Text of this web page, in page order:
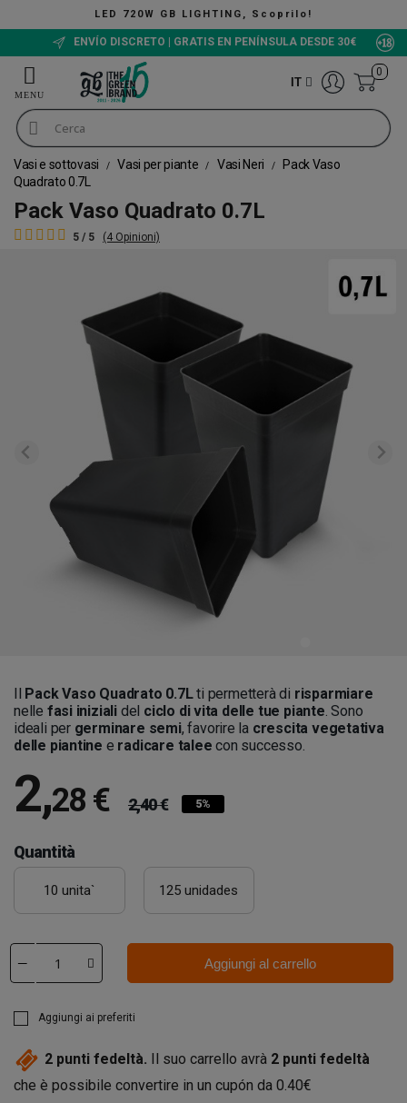
720W GB LIGHTING, Scoprilo!
ENVÍO DISCRETO | GRATIS EN PENÍNSULA DESDE 30€
IT
0
Vasi e sottovasi Vasi per piante Vasi Neri
Pack Vaso
Quadrato 0.7L
Pack Vaso Quadrato 0.7L
5 / 5 (4 Opinioni)
Il Pack Vaso Quadrato 0.7Lti permetterà di risparmiare
nelle fasi iniziali del ciclo di vita delle tue piante. Sono
ideali per germinare semi, favorire la crescita vegetativa
delle piantine e radicare talee con successo.
2,28 € 2,40 € 5%
Quantità
10 unita` 125 unidades
Aggiungi al carrello
Aggiungi ai preferiti
2 punti fedeltà. Il suo carrello avrà 2 punti fedeltà
che è possibile convertire in un cupón da 0.40€